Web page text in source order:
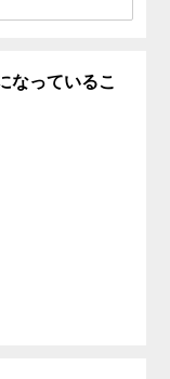
なっているこ